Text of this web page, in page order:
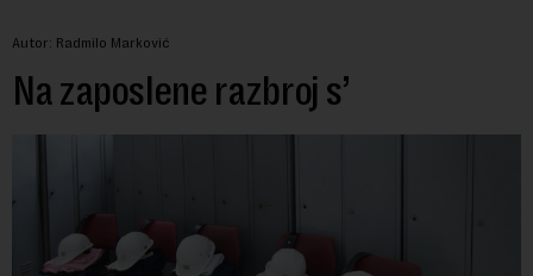
Autor: Radmilo Marković
Na zaposlene razbroj s’